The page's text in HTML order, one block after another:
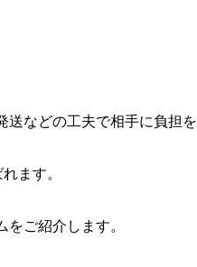
などの工夫で相手に負担
ます。
ご紹介します。